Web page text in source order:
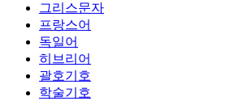
그리스문자
프랑스어
독일어
히브리어
괄호기호
학술기호